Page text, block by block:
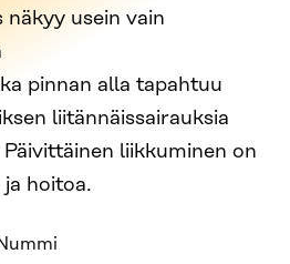
näkyy usein vain
pinnan alla tapahtuu
liitännäissairauksia
liikkuminen on
ja hoitoa.